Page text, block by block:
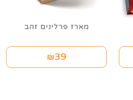
מארז פרלינים זהב
₪39